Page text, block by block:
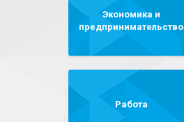
Экономика и
предпринимательство
Работа